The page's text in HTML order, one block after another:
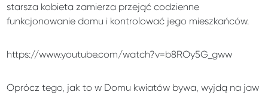
starsza kobieta zamierza przejąć codzienne
funkcjonowanie domu i kontrolować jego mieszkańców.
https://www.youtube.com/watch?v=b8ROy5G_gww
Oprócz tego, jak to w Domu kwiatów bywa, wyjdą na jaw